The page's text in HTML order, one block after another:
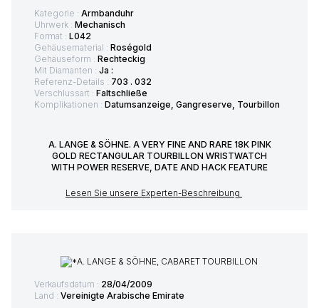
Kategorie : Armbanduhr
Uhrwerk : Mechanisch
Format : L042
Gehäusematerial : Roségold
Gehäuseform : Rechteckig
Mit Diamanten : Ja :
Referenz-Details : 703 . 032
Verschlussart : Faltschließe
Komplikationen : Datumsanzeige, Gangreserve, Tourbillon
A. LANGE & SÖHNE. A VERY FINE AND RARE 18K PINK
GOLD RECTANGULAR TOURBILLON WRISTWATCH
WITH POWER RESERVE, DATE AND HACK FEATURE
Lesen Sie unsere Experten-Beschreibung
Verkaufsdatum : 28/04/2009
Land : Vereinigte Arabische Emirate